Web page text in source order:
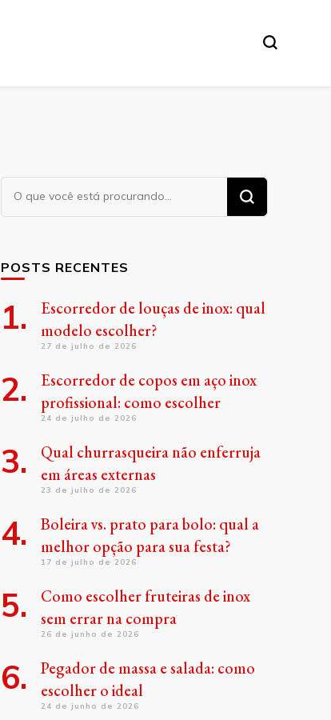
Procurando
algo?
POSTS RECENTES
Escorredor de louças de inox: qual
modelo escolher?
27 de julho de 2026
Escorredor de copos em aço inox
profissional: como escolher
24 de julho de 2026
Qual churrasqueira não enferruja
em áreas externas
23 de julho de 2026
Boleira vs. prato para bolo: qual a
melhor opção para sua festa?
17 de julho de 2026
Como escolher fruteiras de inox
sem errar na compra
26 de junho de 2026
Pegador de massa e salada: como
escolher o ideal
24 de junho de 2026